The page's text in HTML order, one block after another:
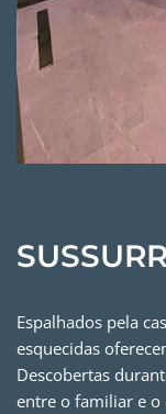
Espalhados pela
esquecidas
Descobertas
entre o familiar e